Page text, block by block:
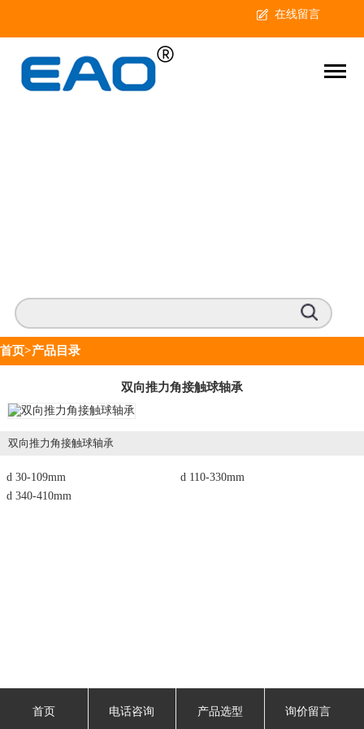
在线留言
首页>产品目录
双向推力角接触球轴承
双向推力角接触球轴承
d 30-109mm
d 110-330mm
d 340-410mm
首页 电话咨询 产品选型 询价留言